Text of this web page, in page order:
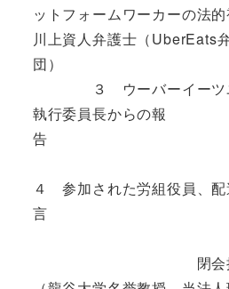
ットフォームワーカーの法
川上資人弁護士（UberEats
団
３ ウーバーイーツユ
執行委員長からの報
４ 参加された労組役員、配
閉会挨拶 脇